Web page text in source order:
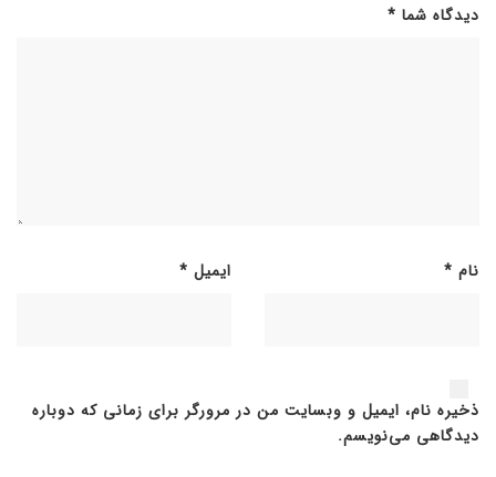
دیدگاه شما *
نام * ایمیل *
ذخیره نام، ایمیل و وبسایت من در مرورگر برای زمانی که دوباره
دیدگاهی می‌نویسم.